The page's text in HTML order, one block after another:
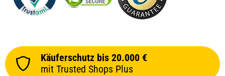
Käuferschutz bis 20.000 €
mit Trusted Shops Plus